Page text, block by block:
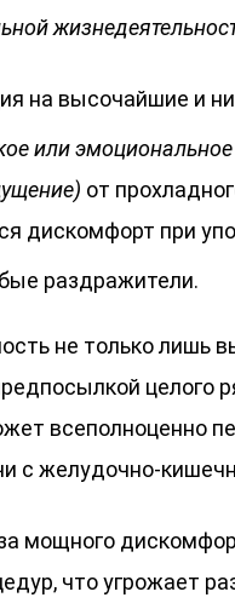
на высочайшие и
или
от
дискомфорт при
раздражители.
не только
целого
всеполноценно
с желудочно-
мощного
что угрожает